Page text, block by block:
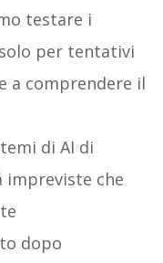
testare i
per tentativi
a comprendere il
di AI di
che
dopo